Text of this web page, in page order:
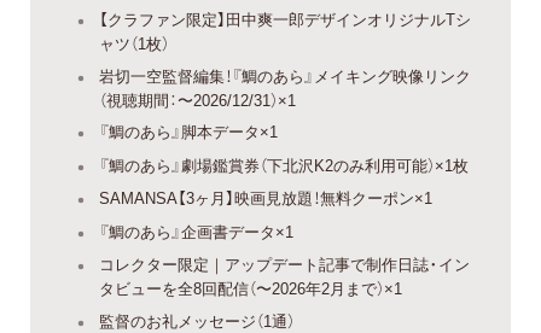
【クラファン限定】田中爽一郎デザインオリジナルTシ
ャツ（1枚）
岩切一空監督編集！『鯛のあら』メイキング映像リンク
（視聴期間：〜2026/12/31）×1
『鯛のあら』脚本データ×1
『鯛のあら』劇場鑑賞券（下北沢K2のみ利用可能）×1枚
SAMANSA【3ヶ月】映画見放題！無料クーポン×1
『鯛のあら』企画書データ×1
コレクター限定｜アップデート記事で制作日誌・イン
タビューを全8回配信（〜2026年2月まで）×1
監督のお礼メッセージ（1通）